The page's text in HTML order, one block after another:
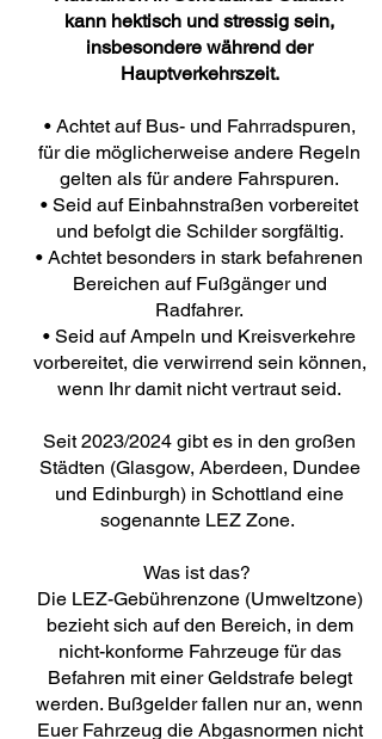
kann hektisch und stressig sein,
insbesondere während der
Hauptverkehrszeit.
• Achtet auf Bus- und Fahrradspuren,
für die möglicherweise andere Regeln
gelten als für andere Fahrspuren.
• Seid auf Einbahnstraßen vorbereitet
und befolgt die Schilder sorgfältig.
• Achtet besonders in stark befahrenen
Bereichen auf Fußgänger und
Radfahrer.
• Seid auf Ampeln und Kreisverkehre
vorbereitet, die verwirrend sein können,
wenn Ihr damit nicht vertraut seid.
Seit 2023/2024 gibt es in den großen
Städten (Glasgow, Aberdeen, Dundee
und Edinburgh) in Schottland eine
sogenannte LEZ Zone.
Was ist das?
Die LEZ-Gebührenzone (Umweltzone)
bezieht sich auf den Bereich, in dem
nicht-konforme Fahrzeuge für das
Befahren mit einer Geldstrafe belegt
werden. Bußgelder fallen nur an, wenn
Euer Fahrzeug die Abgasnormen nicht